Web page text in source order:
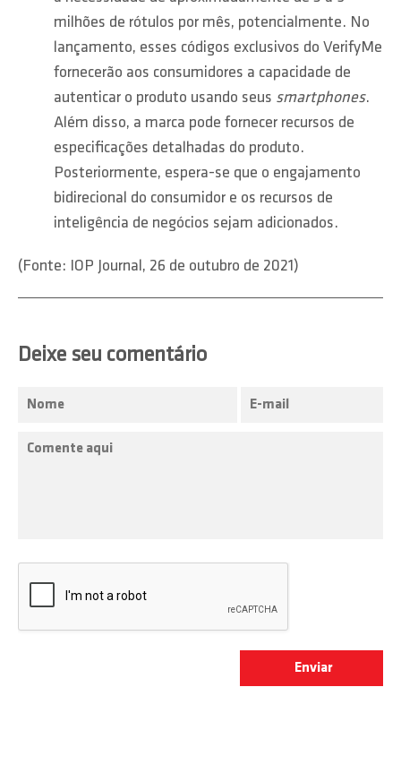
milhões de rótulos por mês, potencialmente. No
lançamento, esses códigos exclusivos do VerifyMe
fornecerão aos consumidores a capacidade de
autenticar o produto usando seus smartphones.
Além disso, a marca pode fornecer recursos de
especificações detalhadas do produto.
Posteriormente, espera-se que o engajamento
bidirecional do consumidor e os recursos de
inteligência de negócios sejam adicionados.
(Fonte: IOP Journal, 26 de outubro de 2021)
Deixe seu comentário